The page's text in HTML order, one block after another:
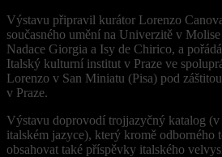
Výstavu připravil kurátor Lorenzo
současného umění na Univerzitě v
Nadace Giorgia a Isy de Chirico, a
Italský kulturní institut v Praze ve
Lorenzo v San Miniatu (Pisa) pod
v Praze.
Výstavu doprovodí trojjazyčný katalog (v
italském jazyce), který kromě odborného
obsahovat také příspěvky italského